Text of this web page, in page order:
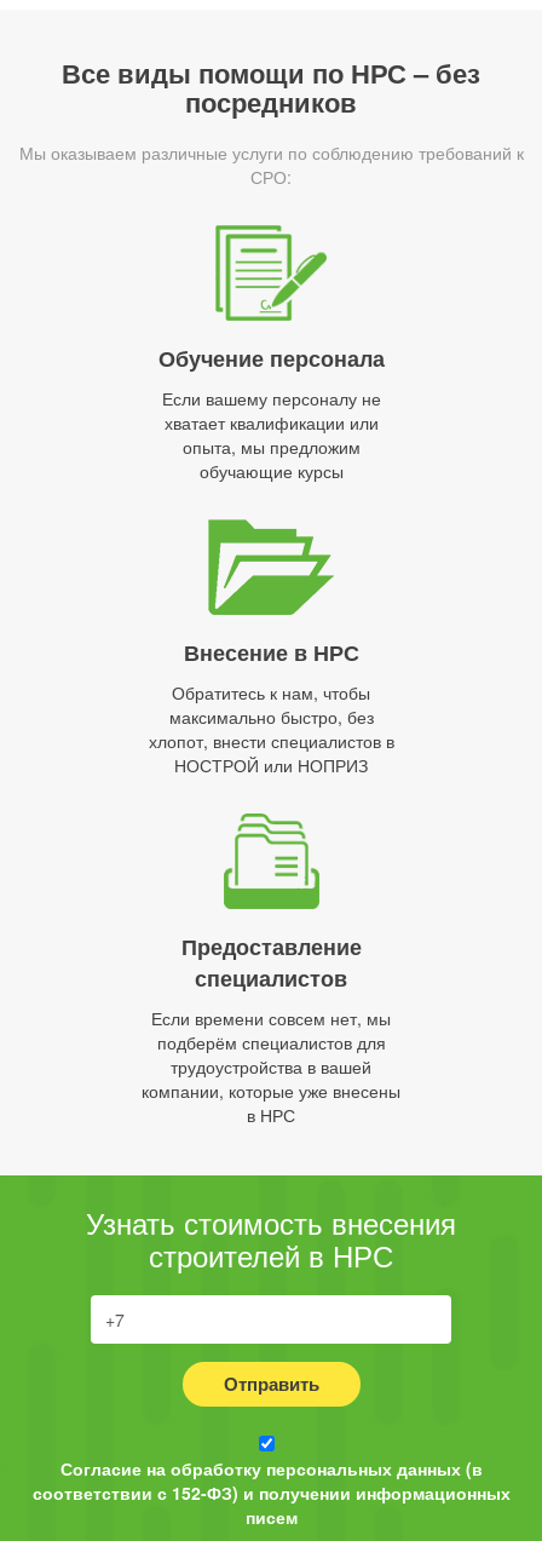
Все виды помощи по НРС – без
посредников
Мы оказываем различные услуги по соблюдению требований к
СРО:
Обучение персонала
Если вашему персоналу не
хватает квалификации или
опыта, мы предложим
обучающие курсы
Внесение в НРС
Обратитесь к нам, чтобы
максимально быстро, без
хлопот, внести специалистов в
НОСТРОЙ или НОПРИЗ
Предоставление
специалистов
Если времени совсем нет, мы
подберём специалистов для
трудоустройства в вашей
компании, которые уже внесены
в НРС
Узнать стоимость внесения
строителей в НРС
Отправить
Согласие на обработку персональных данных (в
соответствии с 152-ФЗ) и получении информационных
писем